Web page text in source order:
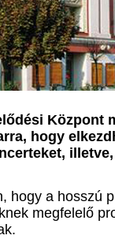
Központ
hogy
hogy a hosszú
megfelelő